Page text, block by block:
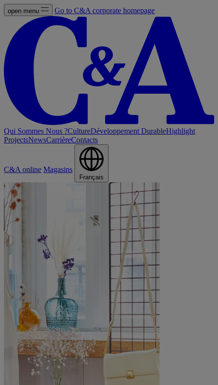
open menu Go to C&A corporate homepage
Qui Sommes Nous ?CultureDéveloppement DurableHighlight
ProjectsNewsCarrièreContacts
C&A online Magasins
Français